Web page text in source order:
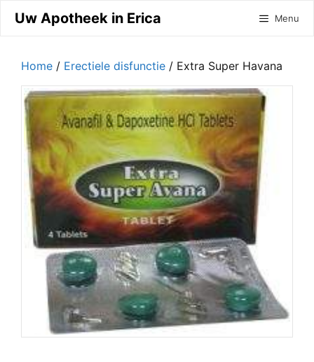
naar
inhoud
Uw Apotheek in Erica Menu
Home / Erectiele disfunctie / Extra Super Havana